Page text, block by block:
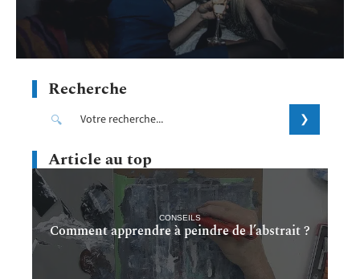
Recherche
Article au top
CONSEILS
Comment apprendre à peindre de l’abstrait ?